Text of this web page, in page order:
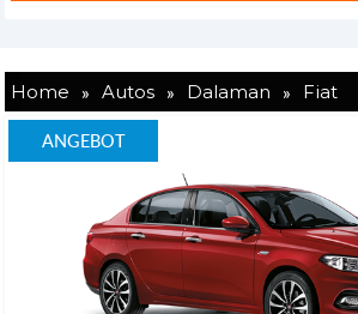
Home » Autos » Dalaman » Fiat
ANGEBOT